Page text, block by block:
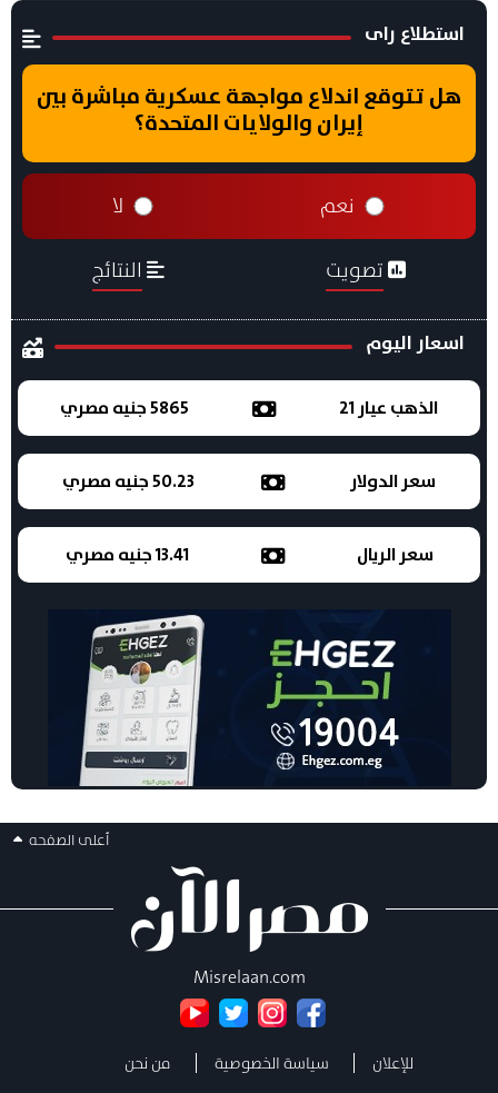
استطلاع راى
هل تتوقع اندلاع مواجهة عسكرية مباشرة بين
إيران والولايات المتحدة؟
نعم لا
تصويت النتائج
اسعار اليوم
الذهب عيار 21 5865 جنيه مصري
سعر الدولار 50.23 جنيه مصري
سعر الريال 13.41 جنيه مصري
أعلى الصفحه
Misrelaan.com
للإعلان سياسة الخصوصية من نحن